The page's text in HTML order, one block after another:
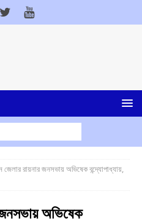
জেলার রায়নার জনসভায় অভিষেক বন্দ্যোপাধ্যায়,
জনসভায় অভিষেক